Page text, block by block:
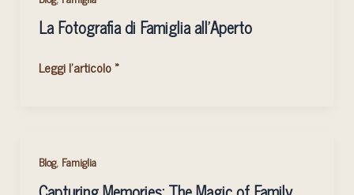
La Fotografia di Famiglia all’Aperto
Leggi l'articolo »
Blog, Famiglia
Capturing
Memories: